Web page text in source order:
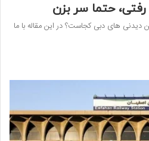
های دبی کجاست؟ در این مقاله با ما